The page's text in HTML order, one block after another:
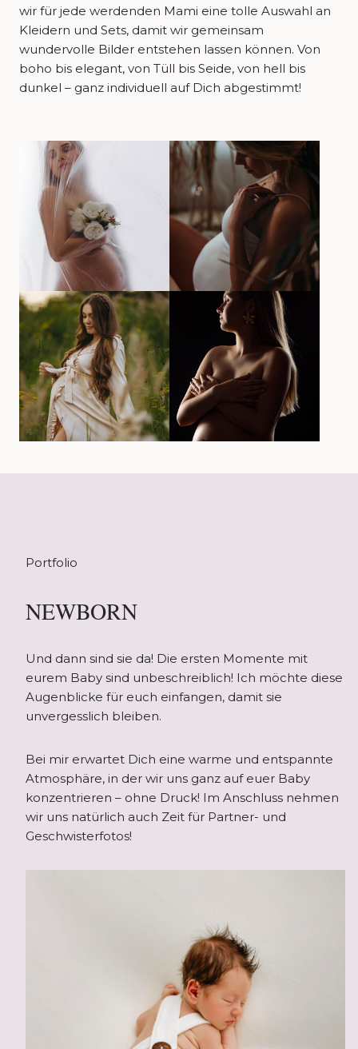
wir für jede werdenden Mami eine tolle Auswahl an
Kleidern und Sets, damit wir gemeinsam
wundervolle Bilder entstehen lassen können. Von
boho bis elegant, von Tüll bis Seide, von hell bis
dunkel – ganz individuell auf Dich abgestimmt!
Portfolio
NEWBORN
Und dann sind sie da! Die ersten Momente mit
eurem Baby sind unbeschreiblich! Ich möchte diese
Augenblicke für euch einfangen, damit sie
unvergesslich bleiben.
Bei mir erwartet Dich eine warme und entspannte
Atmosphäre, in der wir uns ganz auf euer Baby
konzentrieren – ohne Druck! Im Anschluss nehmen
wir uns natürlich auch Zeit für Partner- und
Geschwisterfotos!